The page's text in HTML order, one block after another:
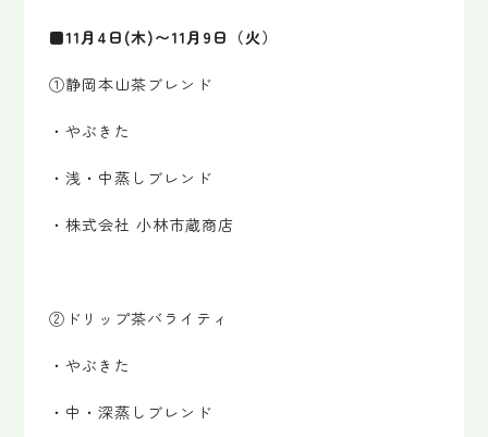
■11月4日(木)〜11月9日（火）
①静岡本山茶ブレンド
・やぶきた
・浅・中蒸しブレンド
・株式会社 小林市蔵商店
②ドリップ茶バライティ
・やぶきた
・中・深蒸しブレンド